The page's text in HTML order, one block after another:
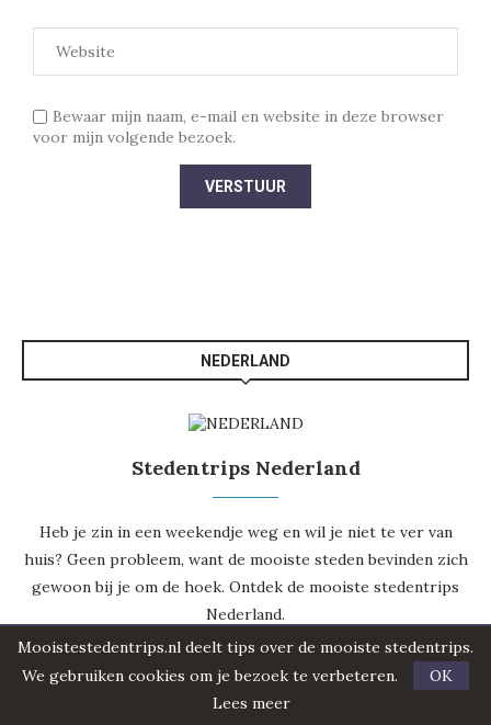
Bewaar mijn naam, e-mail en website in deze browser
voor mijn volgende bezoek.
NEDERLAND
Stedentrips Nederland
Heb je zin in een weekendje weg en wil je niet te ver van
huis? Geen probleem, want de mooiste steden bevinden zich
gewoon bij je om de hoek. Ontdek de mooiste stedentrips
Nederland.
Mooistestedentrips.nl deelt tips over de mooiste stedentrips.
We gebruiken cookies om je bezoek te verbeteren.
OK
Lees meer